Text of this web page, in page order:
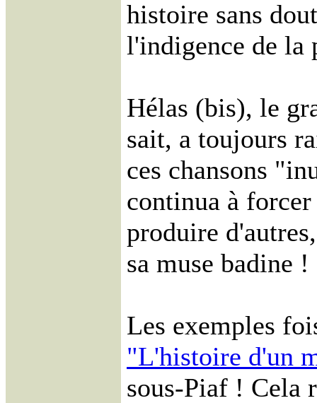
histoire sans
l'indigence de la
Hélas (bis), le
sait, a toujours
ces chansons
continua à
produire
sa muse badine !
Les exemples
"L'histoire d'un
sous-Piaf ! Cela